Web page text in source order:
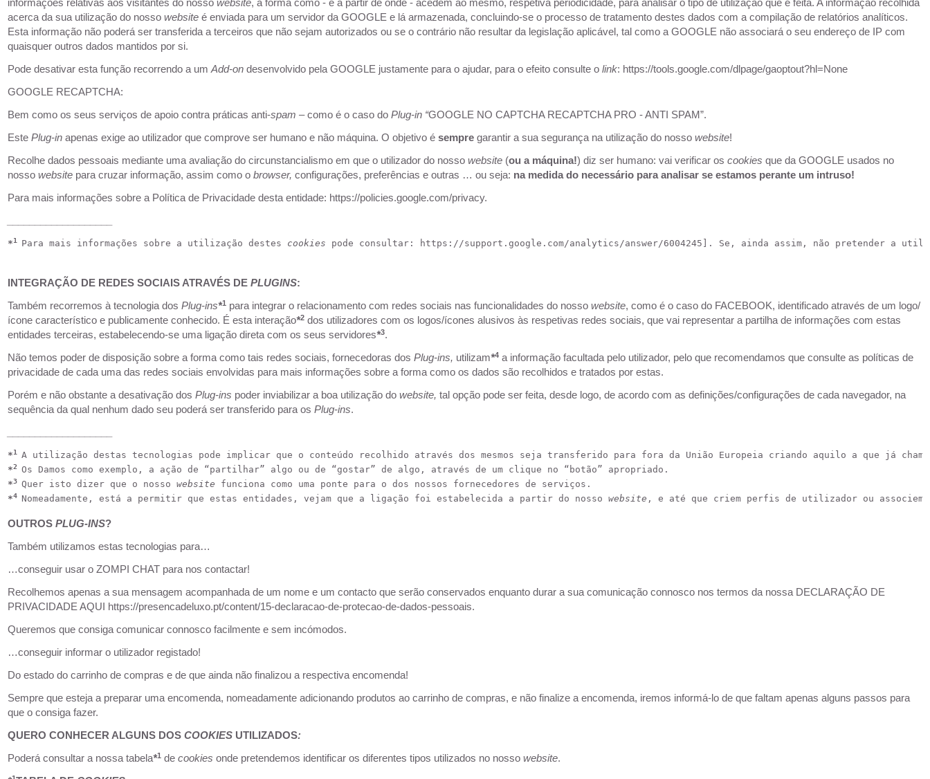
informações relativas aos visitantes do nossowebsite, à forma como - e a partir de onde - acedem ao mesmo, respetiva periodicidade, para analisar o tipo de utilização que é feita. A informação recolhida
acerca da sua utilização do nossowebsiteé enviada para um servidor da GOOGLE e lá armazenada, concluindo-se o processo de tratamento destes dados com a compilação de relatórios analíticos.
Esta informação não poderá ser transferida a terceiros que não sejam autorizados ou se o contrário não resultar da legislação aplicável, tal como a GOOGLE não associará o seu endereço de IP com
quaisquer outros dados mantidos por si.
Pode desativar esta função recorrendo a umAdd-ondesenvolvido pela GOOGLE justamente para o ajudar, para o efeito consulte olink: https://tools.google.com/dlpage/gaoptout?hl=None
GOOGLE RECAPTCHA:
Bem como os seus serviços de apoio contra práticas anti-spam –como é o caso doPlug-in “GOOGLE NO CAPTCHA RECAPTCHA PRO - ANTI SPAM”.
EstePlug-in apenas exige ao utilizador que comprove ser humano e não máquina. O objetivo ésempre garantir a sua segurança na utilização do nossowebsite!
Recolhe dados pessoais mediante uma avaliação do circunstancialismo em que o utilizador do nosso website (ou a máquina!) diz ser humano: vai verificar oscookiesque da GOOGLE usados no
nossowebsite para cruzar informação, assim como obrowser,configurações, preferências e outras … ou seja: na medida do necessário para analisar se estamos perante um intruso!
Para mais informações sobre a Política de Privacidade desta entidade: https://policies.google.com/privacy.
*1 Para mais informações sobre a utilização destes cookies pode consultar: https://support.google.com/analytics/answer/6004245 ]. Se, ainda assim, não pretender a
INTEGRAÇÃO DE REDES SOCIAIS ATRAVÉS DEPLUGINS:
Também recorremos à tecnologia dosPlug-ins*1 para integrar o relacionamento com redes sociais nas funcionalidades do nossowebsite, como é o caso do FACEBOOK, identificado através de um logo/
ícone característico e publicamente conhecido. É esta interação*2 dos utilizadores com os logos/ícones alusivos às respetivas redes sociais, que vai representar a partilha de informações com estas
entidades terceiras, estabelecendo-se uma ligação direta com os seus servidores*3.
Não temos poder de disposição sobre a forma como tais redes sociais, fornecedoras dosPlug-ins, utilizam*4 a informação facultada pelo utilizador, pelo que recomendamos que consulte as políticas de
privacidade de cada uma das redes sociais envolvidas para mais informações sobre a forma como os dados são recolhidos e tratados por estas.
Porém e não obstante a desativação dosPlug-ins poder inviabilizar a boa utilização dowebsite, tal opção pode ser feita, desde logo, de acordo com as definições/configurações de cada navegador, na
sequência da qual nenhum dado seu poderá ser transferido para osPlug-ins.
*1 A utilização destas tecnologias pode implicar que o conteúdo recolhido através dos mesmos seja transferido para fora da União Europeia criando aquilo a que já
*2 Os Damos como exemplo, a ação de “partilhar” algo ou de “gostar” de algo, através de um clique no “botão” apropriado.
*3 Quer isto dizer que o nosso website funciona como uma ponte para o dos nossos fornecedores de serviços.
*4 Nomeadamente, está a permitir que estas entidades, vejam que a ligação foi estabelecida a partir do nosso website , e até que criem perfis de utilizador ou
OUTROSPLUG-INS?
Também utilizamos estas tecnologias para…
…conseguir usar o ZOMPI CHAT para nos contactar!
Recolhemos apenas a sua mensagem acompanhada de um nome e um contacto que serão conservados enquanto durar a sua comunicação connosco nos termos da nossa DECLARAÇÃO DE
PRIVACIDADE AQUI https://presencadeluxo.pt/content/15-declaracao-de-protecao-de-dados-pessoais.
Queremos que consiga comunicar connosco facilmente e sem incómodos.
…conseguir informar o utilizador registado!
Do estado do carrinho de compras e de que ainda não finalizou a respectiva encomenda!
Sempre que esteja a preparar uma encomenda, nomeadamente adicionando produtos ao carrinho de compras, e não finalize a encomenda, iremos informá-lo de que faltam apenas alguns passos para
que o consiga fazer.
QUERO CONHECER ALGUNS DOSCOOKIES UTILIZADOS:
Poderá consultar a nossa tabela*1 decookies onde pretendemos identificar os diferentes tipos utilizados no nossowebsite.